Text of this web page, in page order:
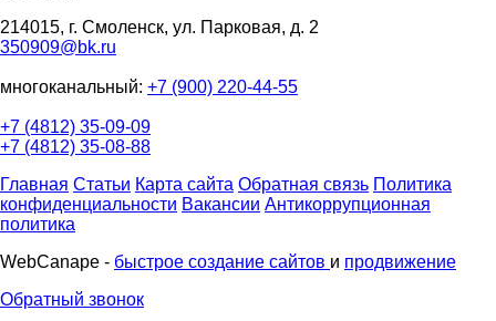
214015, г. Смоленск, ул. Парковая, д. 2
350909@bk.ru
многоканальный: +7 (900) 220-44-55
+7 (4812) 35-09-09
+7 (4812) 35-08-88
Главная Статьи Карта сайта Обратная связь Политика
конфиденциальности Вакансии Антикоррупционная
политика
WebCanape - быстрое создание сайтов и продвижение
Обратный звонок